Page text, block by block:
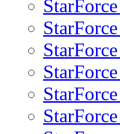
StarForce
StarForce
StarForce
StarForce
StarForce
StarForce